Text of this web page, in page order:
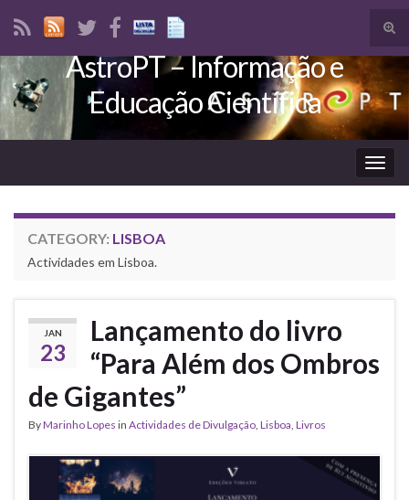
Search for:
AstroPT – Informação e
Educação Científica
CATEGORY: LISBOA
Actividades em Lisboa.
JAN
23
Lançamento do livro
“Para Além dos Ombros
de Gigantes”
ByMarinho Lopes in Actividades de Divulgação, Lisboa, Livros